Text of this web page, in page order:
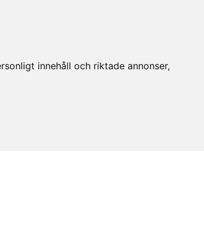
innehåll och riktade annonser,